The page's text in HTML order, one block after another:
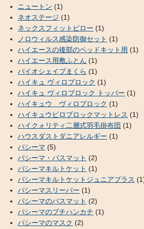
ニュートン (1)
ネオステージ (1)
ネックスフィットピロー (1)
ノロウィルス感染防御セット (1)
ハイエースの後部のベッドキット用 (1)
ハイエース用敷ふとん (1)
バイオシェイプまくら (1)
ハイキュ ヴィロブロック (1)
ハイキュ ヴィロブロック トッパー (1)
ハイキュウ ヴィロブロック (1)
ハイキュウビロブロックマットレス (1)
ハイクォリティ二層式羽毛掛布団 (1)
ハウスダストダニアレルギー (1)
パシーマ (5)
パシーマ・バスマット (2)
パシーマキルトケット (1)
パシーマキルトケットジュニアプラス
パシーマスリーパー (1)
パシーマのバスマット (2)
パシーマのプチハンカチ (1)
パシーマのマスク (2)